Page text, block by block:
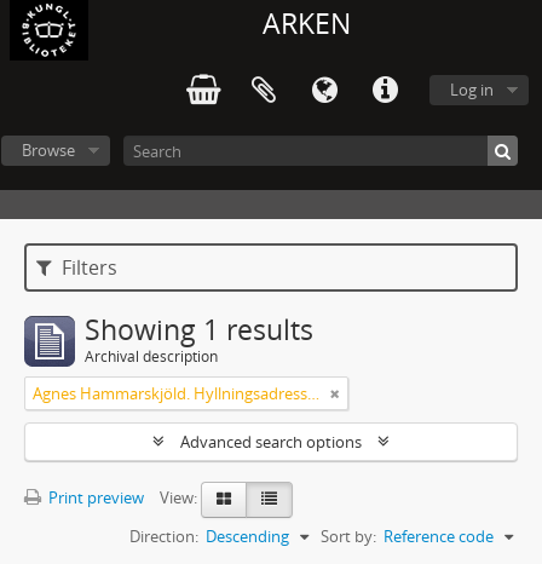
ARKEN
Log in
Browse
Filters
Showing 1 results
Archival description
Agnes Hammarskjöld. Hyllningsadresser på 60-årsdagen
Advanced search options
Print preview
View:
Sort by: Reference code
Direction: Descending